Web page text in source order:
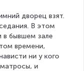
дворец взят.
В этом
в бывшем зале
времени,
ни у кого
и